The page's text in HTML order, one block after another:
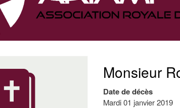
Monsieur
Date de décès
Mardi 01 janvier 2019